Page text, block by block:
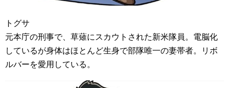
トグサ
元本庁の刑事で、草薙にスカウトされた新米隊員。電脳化
しているが身体はほとんど生身で部隊唯一の妻帯者。リボ
ルバーを愛用している。